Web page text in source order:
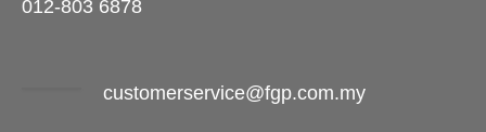
012-803 6878
customerservice@fgp.com.my